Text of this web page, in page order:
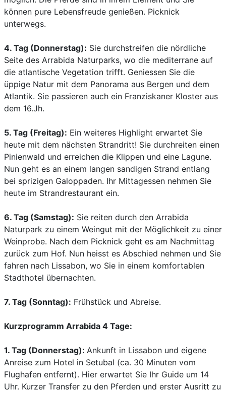
können pure Lebensfreude genießen. Picknick
unterwegs.
4. Tag (Donnerstag): Sie durchstreifen die nördliche
Seite des Arrabida Naturparks, wo die mediterrane auf
die atlantische Vegetation trifft. Geniessen Sie die
üppige Natur mit dem Panorama aus Bergen und dem
Atlantik. Sie passieren auch ein Franziskaner Kloster aus
dem 16.Jh.
5. Tag (Freitag): Ein weiteres Highlight erwartet Sie
heute mit dem nächsten Strandritt! Sie durchreiten einen
Pinienwald und erreichen die Klippen und eine Lagune.
Nun geht es an einem langen sandigen Strand entlang
bei sprizigen Galoppaden. Ihr Mittagessen nehmen Sie
heute im Strandrestaurant ein.
6. Tag (Samstag): Sie reiten durch den Arrabida
Naturpark zu einem Weingut mit der Möglichkeit zu einer
Weinprobe. Nach dem Picknick geht es am Nachmittag
zurück zum Hof. Nun heisst es Abschied nehmen und Sie
fahren nach Lissabon, wo Sie in einem komfortablen
Stadthotel übernachten.
7. Tag (Sonntag): Frühstück und Abreise.
Kurzprogramm Arrabida 4 Tage:
1. Tag (Donnerstag): Ankunft in Lissabon und eigene
Anreise zum Hotel in Setubal (ca. 30 Minuten vom
Flughafen entfernt). Hier erwartet Sie Ihr Guide um 14
Uhr. Kurzer Transfer zu den Pferden und erster Ausritt zu